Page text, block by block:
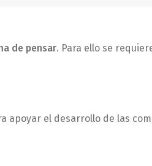
de pensar. Para ello se
apoyar el desarrollo de las